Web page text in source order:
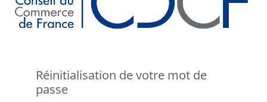
Réinitialisation de votre mot de
passe